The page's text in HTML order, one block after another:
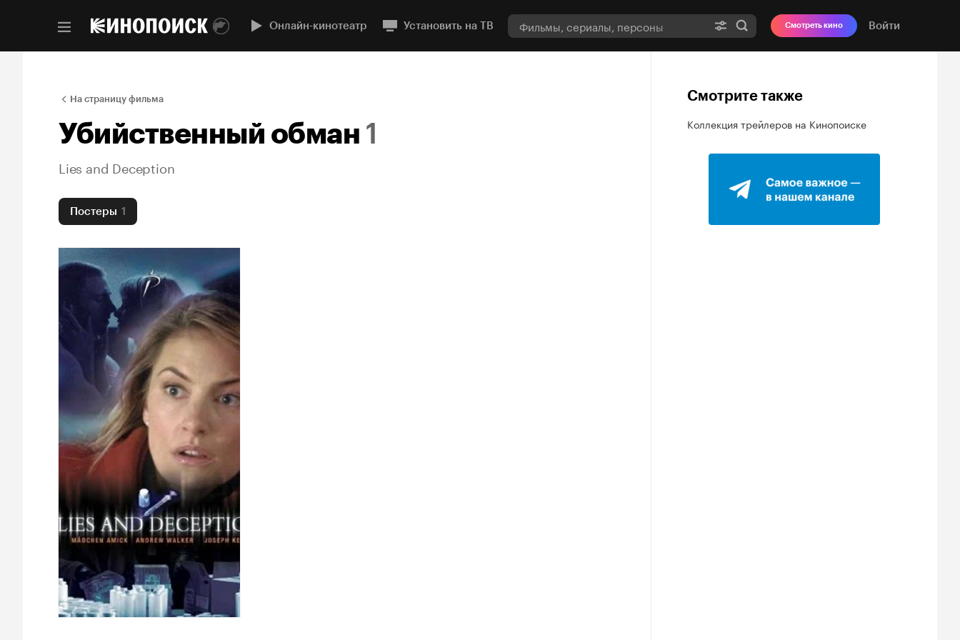
Онлайн-кинотеатр Установить на ТВ Смотреть кино Войти
На страницу фильма
Убийственный обман 1
Lies and Deception
Постеры 1
Смотрите также
Коллекция трейлеров на Кинопоиске